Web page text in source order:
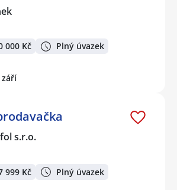
000 Kč Plný úvazek
září
s.r.o.
999 Kč Plný úvazek